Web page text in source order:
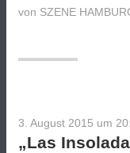
von SZENE
3. August 2015 um
„Las